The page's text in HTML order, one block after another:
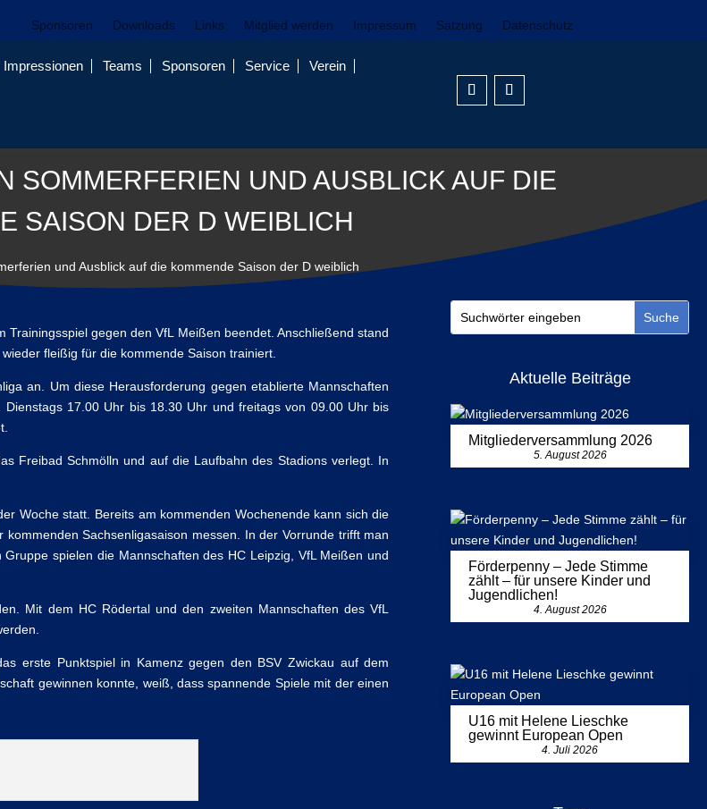
Sponsoren Downloads Links Mitglied werden Impressum Satzung Datenschutz
Impressionen Teams Sponsoren Service Verein
SOMMERFERIEN UND AUSBLICK AUF DIE
SAISON DER D WEIBLICH
und Ausblick auf die kommende Saison der D weiblich
gegen den VfL Meißen beendet. Anschließend stand
fleißig für die kommende Saison trainiert.
an. Um diese Herausforderung gegen etablierte Mannschaften
17.00 Uhr bis 18.30 Uhr und freitags von 09.00 Uhr bis
Freibad Schmölln und auf die Laufbahn des Stadions verlegt. In
Woche statt. Bereits am kommenden Wochenende kann sich die
Sachsenligasaison messen. In der Vorrunde trifft man
spielen die Mannschaften des HC Leipzig, VfL Meißen und
Mit dem HC Rödertal und den zweiten Mannschaften des VfL
erste Punktspiel in Kamenz gegen den BSV Zwickau auf dem
gewinnen konnte, weiß, dass spannende Spiele mit der einen
Aktuelle Beiträge
Mitgliederversammlung 2026
5. August 2026
Förderpenny – Jede Stimme
zählt – für unsere Kinder und
Jugendlichen!
4. August 2026
U16 mit Helene Lieschke
gewinnt European Open
4. Juli 2026